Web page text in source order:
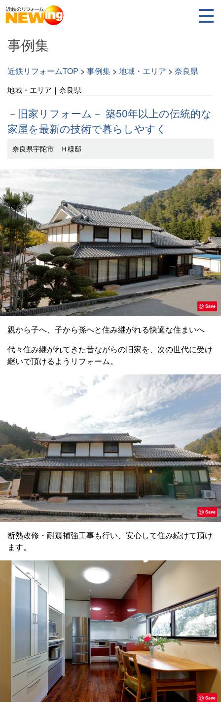
事例集
近鉄リフォームTOP > 事例集 > 地域・エリア > 奈良県
地域・エリア｜奈良県
－旧家リフォーム－ 築50年以上の伝統的な
家屋を最新の技術で暮らしやすく
奈良県宇陀市 Ｈ様邸
Save
親から子へ、子から孫へと住み継がれる快適な住まいへ
代々住み継がれてきた昔ながらの旧家を、次の世代に受け
継いで頂けるようリフォーム。
Save
断熱改修・耐震補強工事も行い、安心して住み続けて頂け
ます。
Save